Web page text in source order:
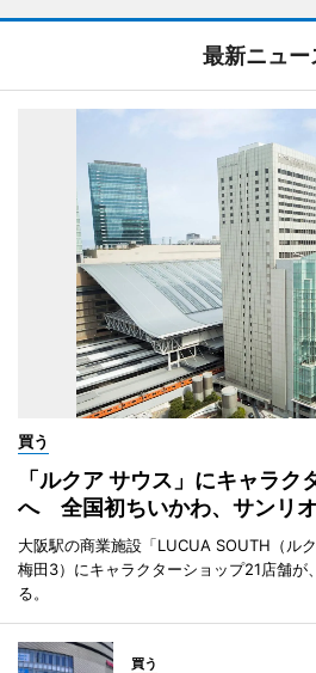
最新ニュー
買う
「ルクア サウス」にキャラク
へ 全国初ちいかわ、サンリ
大阪駅の商業施設「LUCUA SOUTH（ル
梅田3）にキャラクターショップ21店舗が
る。
買う